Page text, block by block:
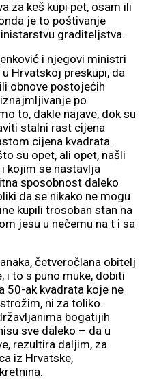
za keš kupi pet, osam ili
je to poštivanje
graditeljstva.
i njegovi ministri
Hrvatskoj preskupi, da
obnove postojećih
po
to, dakle najave, dok su
stalni rast cijena
cijena kvadrata.
su opet, ali opet, našli
kojim se nastavlja
sposobnost daleko
da se nikako ne mogu
kupili trosoban stan na
jesu u nečemu na t i sa
četveročlana obitelj
i to s puno muke, dobiti
50-ak kvadrata koje ne
ni za toliko.
bogatijih
sve daleko – da u
rezultira daljim, za
iz Hrvatske,